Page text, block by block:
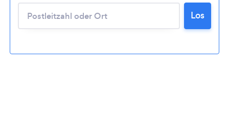
Lädt ...
Bitte warten ...
Los